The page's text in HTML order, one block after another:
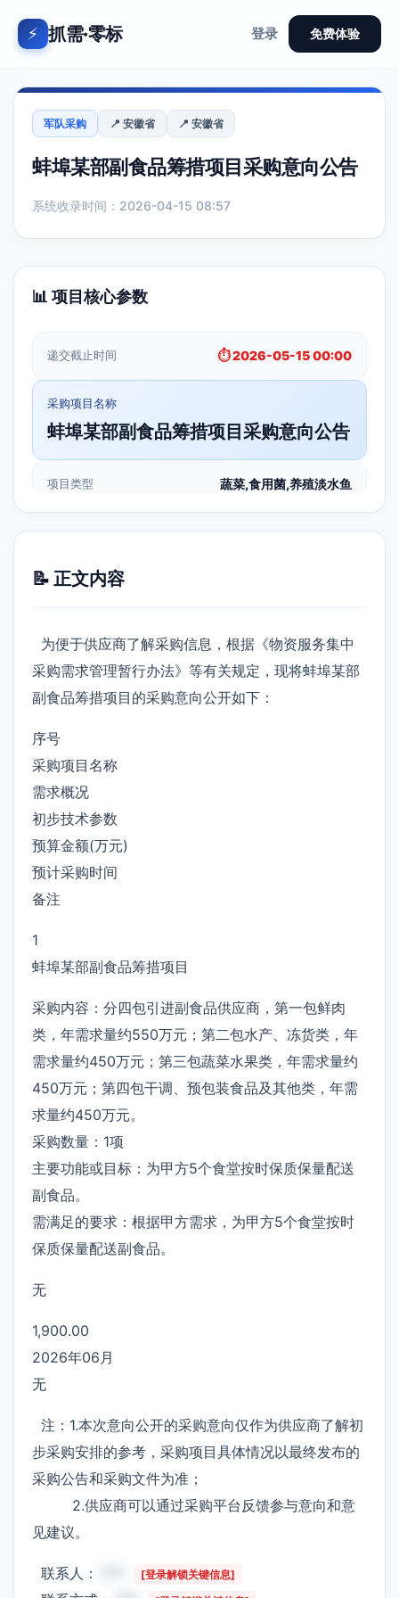
⚡ 抓需·零标 登录 免费体验
军队采购 📍 安徽省 📍 安徽省
蚌埠某部副食品筹措项目采购意向公告
系统收录时间：2026-04-15 08:57
📊 项目核心参数
递交截止时间 ⏱️ 2026-05-15 00:00
采购项目名称
蚌埠某部副食品筹措项目采购意向公告
项目类型 蔬菜,食用菌,养殖淡水鱼
📝 正文内容
为便于供应商了解采购信息，根据《物资服务集中
采购需求管理暂行办法》等有关规定，现将蚌埠某部
副食品筹措项目的采购意向公开如下：
序号
采购项目名称
需求概况
初步技术参数
预算金额(万元)
预计采购时间
备注
1
蚌埠某部副食品筹措项目
采购内容：分四包引进副食品供应商，第一包鲜肉
类，年需求量约550万元；第二包水产、冻货类，年
需求量约450万元；第三包蔬菜水果类，年需求量约
450万元；第四包干调、预包装食品及其他类，年需
求量约450万元。
采购数量：1项
主要功能或目标：为甲方5个食堂按时保质保量配送
副食品。
需满足的要求：根据甲方需求，为甲方5个食堂按时
保质保量配送副食品。
无
1,900.00
2026年06月
无
注：1.本次意向公开的采购意向仅作为供应商了解初
步采购安排的参考，采购项目具体情况以最终发布的
采购公告和采购文件为准；
2.供应商可以通过采购平台反馈参与意向和意
见建议。
联系人： [登录解锁关键信息]